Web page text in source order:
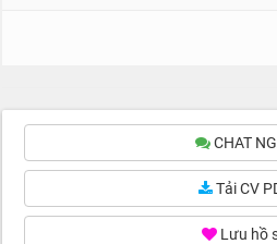
CHAT
Tải CV
Lưu hồ